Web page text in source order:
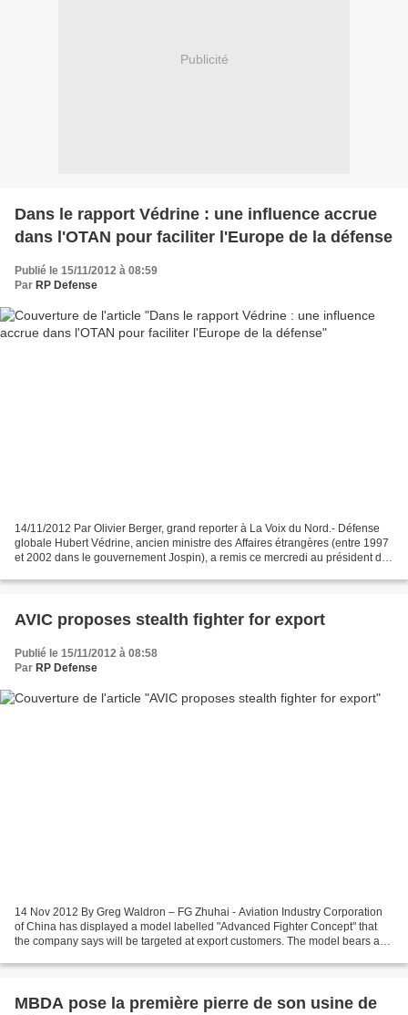
Publicité
Dans le rapport Védrine : une influence accrue
dans l'OTAN pour faciliter l'Europe de la défense
Publié le 15/11/2012 à 08:59
Par RP Defense
14/11/2012 Par Olivier Berger, grand reporter à La Voix du Nord.- Défense
globale Hubert Védrine, ancien ministre des Affaires étrangères (entre 1997
et 2002 dans le gouvernement Jospin), a remis ce mercredi au président de
AVIC proposes stealth fighter for export
Publié le 15/11/2012 à 08:58
Par RP Defense
14 Nov 2012 By Greg Waldron – FG Zhuhai - Aviation Industry Corporation
of China has displayed a model labelled "Advanced Fighter Concept" that
the company says will be targeted at export customers. The model bears a
MBDA pose la première pierre de son usine de